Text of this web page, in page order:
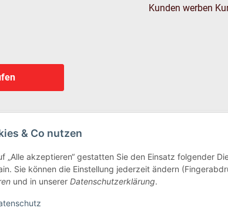
& Co nutzen
„Alle akzeptieren“ gestatten Sie den Einsatz folgender
Sie können die Einstellung jederzeit ändern
und in unserer Datenschutzerklärung.
Kunden werben